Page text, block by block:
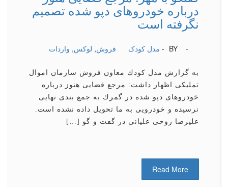
درباره خودروهای دپو شده تصمیم
نگرفته است
BY - مدل کودک فروش, لوكس, واردات -
به گزارش مدل كودك معاون فروش سازمان اموال
تملیكی اظهار داشت: مرجع قضایی هنوز درباره
خودروهای دپو شده در گمرك به جمع بندی نهایی
نرسیده و خودرویی به ما تحویل داده نشده است.
علیرضا روحی علیائی در گفت و گو […]
Read More